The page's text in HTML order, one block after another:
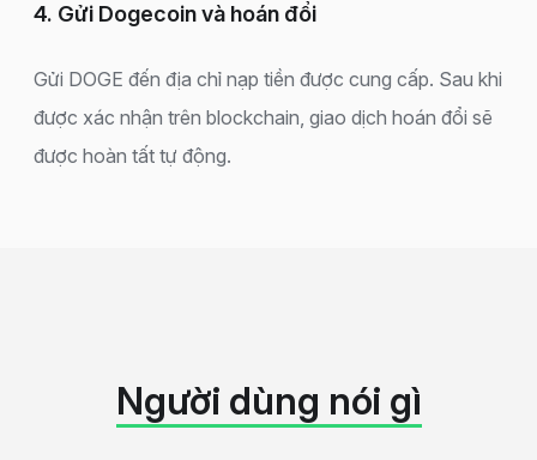
4. Gửi Dogecoin và hoán đổi
Gửi DOGE đến địa chỉ nạp tiền được cung cấp. Sau khi
được xác nhận trên blockchain, giao dịch hoán đổi sẽ
được hoàn tất tự động.
Người dùng nói gì